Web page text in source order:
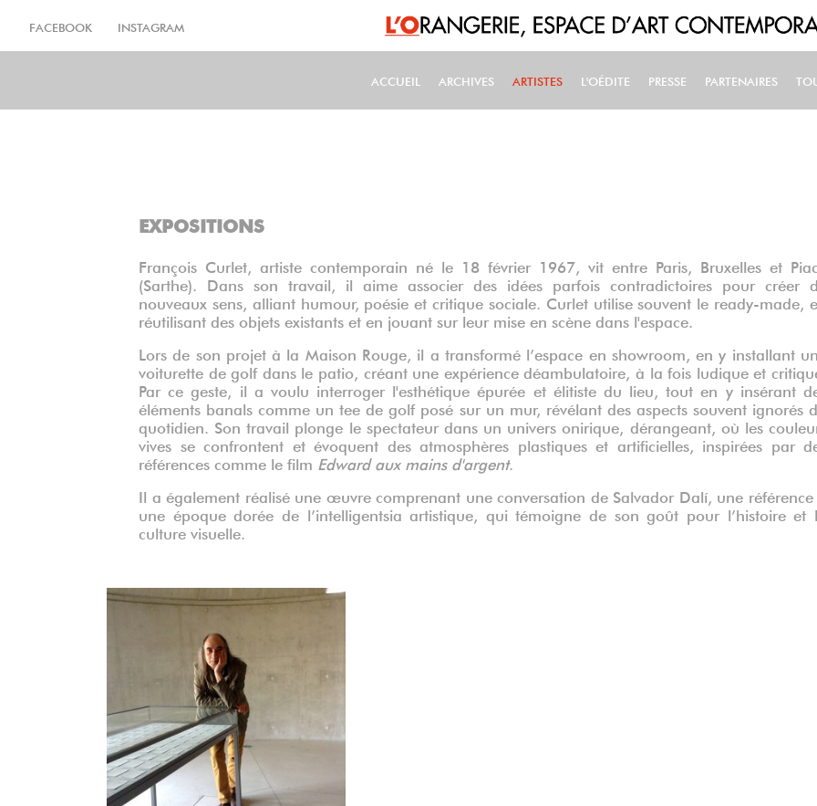
FACEBOOK INSTAGRAM
MAIN NAVIGATION
ACCUEIL ARCHIVES ARTISTES L'OÉDITE PRESSE PARTENAIRES
EXPOSITIONS
François Curlet, artiste contemporain né le 18 février 1967, vit entre Paris, Bruxelles et
(Sarthe). Dans son travail, il aime associer des idées parfois contradictoires pour créer
nouveaux sens, alliant humour, poésie et critique sociale. Curlet utilise souvent le ready-made,
réutilisant des objets existants et en jouant sur leur mise en scène dans l'espace.
Lors de son projet à la Maison Rouge, il a transformé l’espace en showroom, en y installant
voiturette de golf dans le patio, créant une expérience déambulatoire, à la fois ludique et
Par ce geste, il a voulu interroger l'esthétique épurée et élitiste du lieu, tout en y insérant
éléments banals comme un tee de golf posé sur un mur, révélant des aspects souvent ignorés
quotidien. Son travail plonge le spectateur dans un univers onirique, dérangeant, où les
vives se confrontent et évoquent des atmosphères plastiques et artificielles, inspirées par
références comme le film Edward aux mains d'argent.
Il a également réalisé une œuvre comprenant une conversation de Salvador Dalí, une référence
une époque dorée de l’intelligentsia artistique, qui témoigne de son goût pour l’histoire et
culture visuelle.